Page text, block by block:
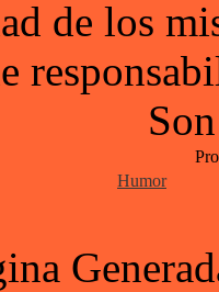
de los
Humor